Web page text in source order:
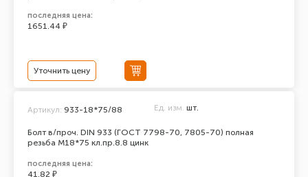
последняя цена:
1651.44 ₽
Уточнить цену
Болт в/проч. DIN 933 (ГОСТ 7798-70, 7805-70) полная
резьба М18*75 кл.пр.8.8 цинк
Артикул: 933-18*75/88 Ед. изм. шт.
последняя цена:
41.82 ₽